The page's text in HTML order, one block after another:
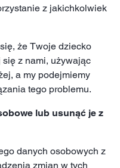
z jakichkolwiek
że Twoje dziecko
się z nami, używając
a my podejmiemy
tego problemu.
lub usunąć je z
danych osobowych z
zmian w tych